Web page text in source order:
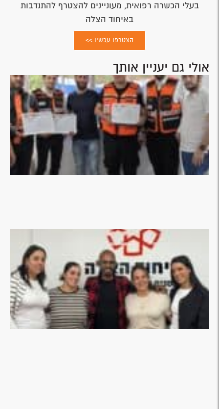
בעלי הכשרה רפואית, מעוניינים להצטרף להתנדבות
באיחוד הצלה
הצטרפו עכשיו >>
אולי גם יעניין אותך